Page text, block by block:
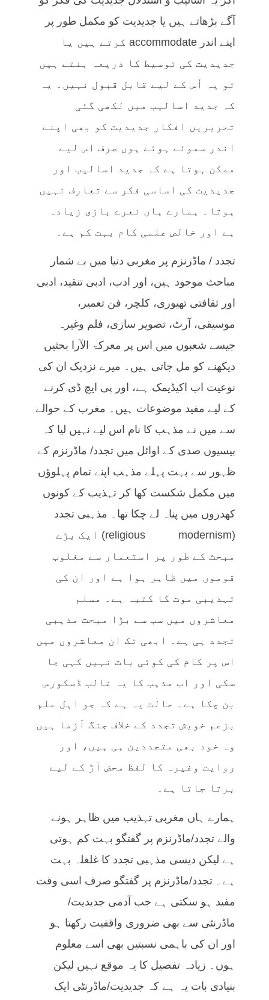
آگے بڑھاتے ہیں یا جدیدیت کو مکمل طور پر
اپنے اندر accommodate کرتے ہیں یا
جدیدیت کی توسیط کا ذریعہ بنتے ہیں
تو یہ اُس کے لیے قابل قبول نہیں۔ یہ
کہ جدید اسالیب میں لکھی گئی
تحریریں افکار جدیدیت کو بھی اپنے
اندر سموئے ہوئے ہوں صرف اس لیے
ممکن ہوتا ہے کہ جدید اسالیب اور
جدیدیت کی اساسی فکر سے تعارف نہیں
ہوتا۔ ہمارے ہاں نعرے بازی زیادہ
ہے اور خالص علمی کام بہت کم ہے۔
تجدد / ماڈرنزم پر مغربی دنیا میں بے شمار
مباحث موجود ہیں، اور ادب، ادبی تنقید، ادبی
اور ثقافتی تھیوری، کلچر، فن تعمیر،
موسیقی، آرٹ، تصویر سازی، فلم وغیرہ
جیسے شعبوں میں اس پر معرکۃ الآرا بحثیں
دیکھنے کو مل جاتی ہیں۔ میرے نزدیک ان کی
نوعیت اب اکیڈیمک ہے، اور پی ایچ ڈی کرنے
کے لیے مفید موضوعات ہیں۔ مغرب کے حوالے
سے میں نے مذہب کا نام اس لیے نہیں لیا کہ
بیسیوں صدی کے اوائل میں تجدد/ ماڈرنزم کے
ظہور سے بہت پہلے مذہب اپنے تمام پہلوؤں
میں مکمل شکست کھا کر تہذیب کے کونوں
کھدروں میں پناہ لے چکا تھا۔ مذہبی تجدد
(religious modernism) ایک بڑے
مبحث کے طور پر استعمار سے مغلوب
قوموں میں ظاہر ہوا ہے اور ان کی
تہذیبی موت کا کتبہ ہے۔ مسلم
معاشروں میں سب سے بڑا مبحث مذہبی
تجدد ہی ہے۔ ابھی تک ان معاشروں میں
اس پر کام کی کوئی بات نہیں کہی جا
سکی اور اب مذہب کا یہ غالب ڈسکورس
بن چکا ہے۔ حالت یہ ہے کہ جو اہل علم
بزعم خویش تجدد کے خلاف جنگ آزما ہیں
وہ خود بھی متجددین ہی ہیں، اور
روایت وغیرہ کا لفظ محض آڑ کے لیے
برتا جاتا ہے۔
ہمارے ہاں مغربی تہذیب میں ظاہر ہونے
والے تجدد/ماڈرنزم پر گفتگو بہت کم ہوتی
ہے لیکن دیسی مذہبی تجدد کا غلغلہ بہت
ہے۔ تجدد/ماڈرنزم پر گفتگو صرف اسی وقت
مفید ہو سکتی ہے جب آدمی جدیدیت/
ماڈرنٹی سے بھی ضروری واقفیت رکھتا ہو
اور ان کی باہمی نسبتیں بھی اسے معلوم
ہوں۔ زیادہ تفصیل کا یہ موقع نہیں لیکن
بنیادی بات یہ ہے کہ جدیدیت/ماڈرنٹی ایک